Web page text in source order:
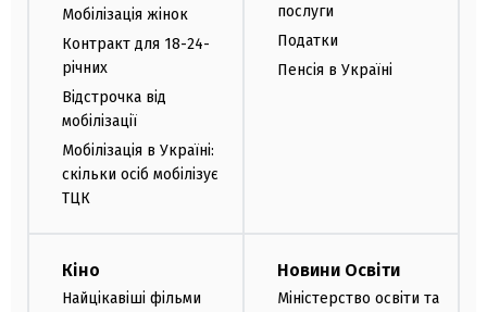
Мобілізація жінок
Контракт для 18-24-
річних
Відстрочка від
мобілізації
Мобілізація в Україні:
скільки осіб мобілізує
ТЦК
послуги
Податки
Пенсія в Україні
Кіно
Найцікавіші фільми
Новини Освіти
Міністерство освіти та